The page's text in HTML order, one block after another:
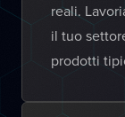
reali.
il tuo
prodotti